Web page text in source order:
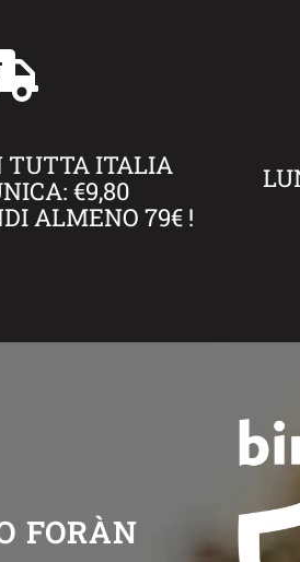
TUTTA ITALIA
€9,80
ALMENO 79€ !
FORÀN